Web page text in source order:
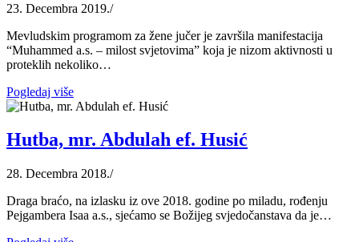
23. Decembra 2019./
Mevludskim programom za žene jučer je završila manifestacija
“Muhammed a.s. – milost svjetovima” koja je nizom aktivnosti u
proteklih nekoliko…
Pogledaj više
Hutba, mr. Abdulah ef. Husić
28. Decembra 2018./
Draga braćo, na izlasku iz ove 2018. godine po miladu, rođenju
Pejgambera Isaa a.s., sjećamo se Božijeg svjedočanstava da je…